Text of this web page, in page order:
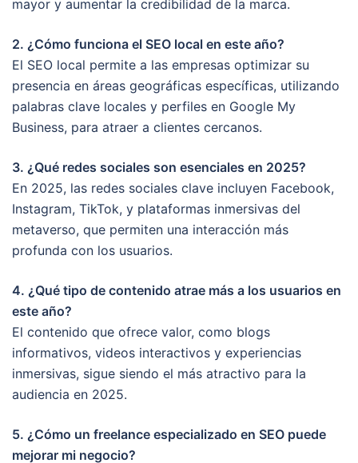
mayor y aumentar la credibilidad de la marca.
2. ¿Cómo funciona el SEO local en este año?
El SEO local permite a las empresas optimizar su
presencia en áreas geográficas específicas, utilizando
palabras clave locales y perfiles en Google My
Business, para atraer a clientes cercanos.
3. ¿Qué redes sociales son esenciales en 2025?
En 2025, las redes sociales clave incluyen Facebook,
Instagram, TikTok, y plataformas inmersivas del
metaverso, que permiten una interacción más
profunda con los usuarios.
4. ¿Qué tipo de contenido atrae más a los usuarios en
este año?
El contenido que ofrece valor, como blogs
informativos, videos interactivos y experiencias
inmersivas, sigue siendo el más atractivo para la
audiencia en 2025.
5. ¿Cómo un freelance especializado en SEO puede
mejorar mi negocio?